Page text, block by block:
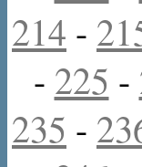
214 -
- 225 -
235 -